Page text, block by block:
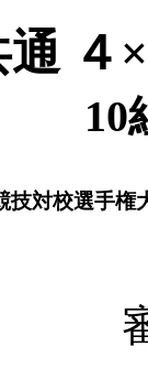
４
10
技対校選手権